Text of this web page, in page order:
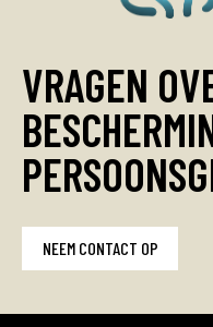
VRAGEN
NEEM CONTACT OP